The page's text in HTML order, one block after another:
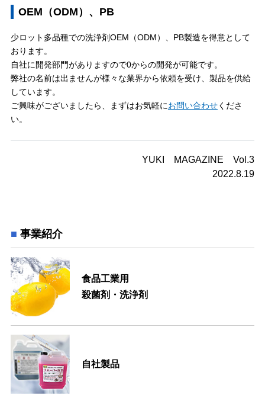
OEM（ODM）、PB
少ロット多品種での洗浄剤OEM（ODM）、PB製造を得意として
おります。
自社に開発部門がありますので0からの開発が可能です。
弊社の名前は出ませんが様々な業界から依頼を受け、製品を供給
しています。
ご興味がございましたら、まずはお気軽にお問い合わせくださ
い。
YUKI MAGAZINE Vol.3
2022.8.19
事業紹介
食品工業用
殺菌剤・洗浄剤
自社製品